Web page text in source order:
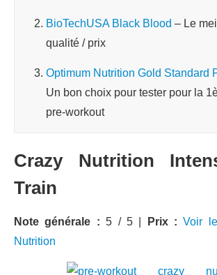
BioTechUSA Black Blood – Le
qualité / prix
Optimum Nutrition Gold Standard
Un bon choix pour tester pour la
pre-workout
Crazy Nutrition
Train
Note générale : 5 / 5 | Prix :Voir
Nutrition